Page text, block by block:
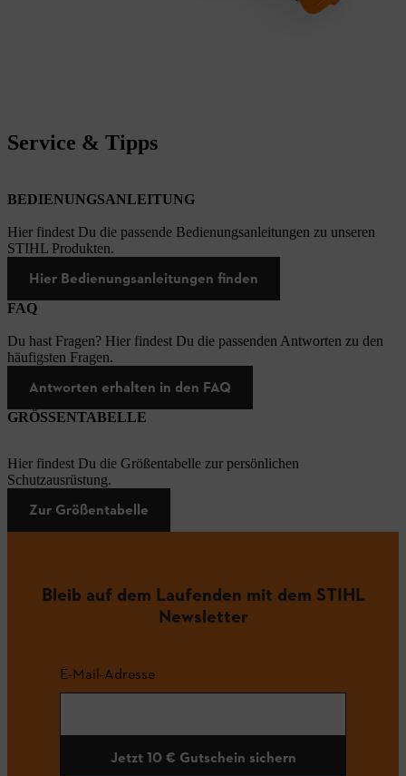
Service & Tipps
BEDIENUNGSANLEITUNG
Hier findest Du die passende Bedienungsanleitungen zu unseren
STIHL Produkten.
Hier Bedienungsanleitungen finden
FAQ
Du hast Fragen? Hier findest Du die passenden Antworten zu den
häufigsten Fragen.
Antworten erhalten in den FAQ
GRÖSSENTABELLE
Hier findest Du die Größentabelle zur persönlichen
Schutzausrüstung.
Zur Größentabelle
Bleib auf dem Laufenden mit dem STIHL
Newsletter
E-Mail-Adresse
Jetzt 10 € Gutschein sichern